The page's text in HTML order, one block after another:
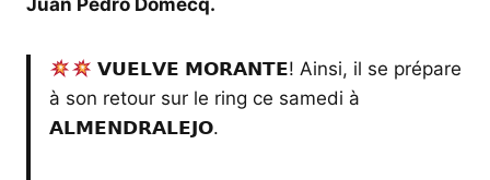
Juan Pedro Domecq.
𝗩𝗨𝗘𝗟𝗩𝗘 𝗠𝗢𝗥𝗔𝗡𝗧𝗘! Ainsi, il se prépare
à son retour sur le ring ce samedi à
𝗔𝗟𝗠𝗘𝗡𝗗𝗥𝗔𝗟𝗘𝗝𝗢.